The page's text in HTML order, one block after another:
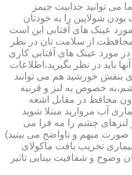
می توانید جذابیت جیمز
شولاپین را به خودتان
عینک های آفتابی این است
محافظت از سلامت تان در نظر
در مورد عینک های آفتابی کاری
باید در نظر بگیرید،اطلاعات
بنفش خورشید هم می توانند
خصوص به لنز و قرنیه
محافظ در مقابل اشعه
آب مروارید مبتلا شوید
لنزهای چشم را مه فرا می
صورت مبهم و ناواضح می بینید)
تخریب بافت ماکولای
و شفافیت بینایی تاثیر